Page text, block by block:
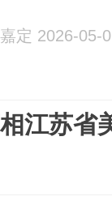
嘉定 2026-05-
江苏省